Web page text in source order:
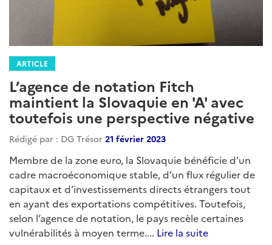
ARTICLE
L’agence de notation Fitch
maintient la Slovaquie en 'A' avec
toutefois une perspective négative
Rédigé par : DG Trésor 21 février 2023
Membre de la zone euro, la Slovaquie bénéficie d’un
cadre macroéconomique stable, d’un flux régulier de
capitaux et d’investissements directs étrangers tout
en ayant des exportations compétitives. Toutefois,
selon l’agence de notation, le pays recèle certaines
vulnérabilités à moyen terme.... Lire la suite